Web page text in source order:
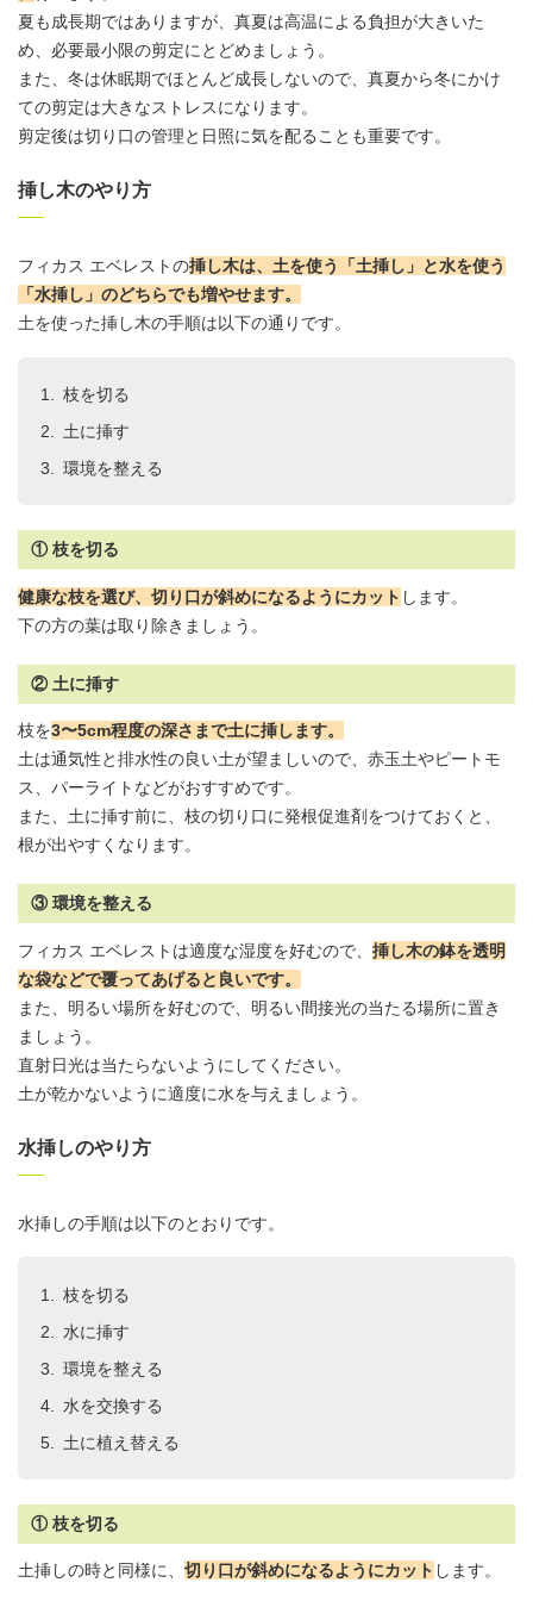
夏も成長期ではありますが、真夏は高温による負担が大きいた
め、必要最小限の剪定にとどめましょう。
また、冬は休眠期でほとんど成長しないので、真夏から冬にかけ
ての剪定は大きなストレスになります。
剪定後は切り口の管理と日照に気を配ることも重要です。
挿し木のやり方
フィカス エベレストの挿し木は、土を使う「土挿し」と水を使う
「水挿し」のどちらでも増やせます。
土を使った挿し木の手順は以下の通りです。
枝を切る
土に挿す
環境を整える
① 枝を切る
健康な枝を選び、 切り口が斜めになるようにカット します。
下の方の葉は取り除きましょう。
② 土に挿す
枝を3〜5cm程度の深さまで土に挿します。
土は通気性と排水性の良い土が望ましいので、 赤玉土やピートモ
ス、パーライトなどがおすすめです。
また、土に挿す前に、枝の切り口に発根促進剤をつけておくと、
根が出やすくなります。
③ 環境を整える
フィカス エベレストは適度な湿度を好むので、 挿し木の鉢を透明
な袋などで覆ってあげると良いです。
また、明るい場所を好むので、明るい間接光の当たる場所に置き
ましょう。
直射日光は当たらないようにしてください。
土が乾かないように適度に水を与えましょう。
水挿しのやり方
水挿しの手順は以下のとおりです。
枝を切る
水に挿す
環境を整える
水を交換する
土に植え替える
① 枝を切る
土挿しの時と同様に、 切り口が斜めになるようにカット します。